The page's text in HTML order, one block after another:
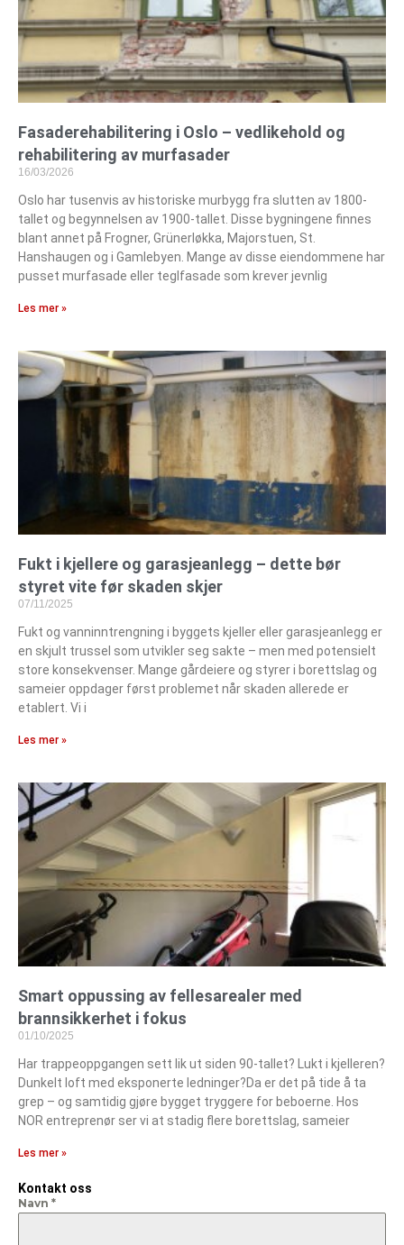
Fasaderehabilitering i Oslo – vedlikehold og
rehabilitering av murfasader
16/03/2026
Oslo har tusenvis av historiske murbygg fra slutten av 1800-
tallet og begynnelsen av 1900-tallet. Disse bygningene finnes
blant annet på Frogner, Grünerløkka, Majorstuen, St.
Hanshaugen og i Gamlebyen. Mange av disse eiendommene har
pusset murfasade eller teglfasade som krever jevnlig
Les mer »
Fukt i kjellere og garasjeanlegg – dette bør
styret vite før skaden skjer
07/11/2025
Fukt og vanninntrengning i byggets kjeller eller garasjeanlegg er
en skjult trussel som utvikler seg sakte – men med potensielt
store konsekvenser. Mange gårdeiere og styrer i borettslag og
sameier oppdager først problemet når skaden allerede er
etablert. Vi i
Les mer »
Smart oppussing av fellesarealer med
brannsikkerhet i fokus
01/10/2025
Har trappeoppgangen sett lik ut siden 90-tallet? Lukt i kjelleren?
Dunkelt loft med eksponerte ledninger?Da er det på tide å ta
grep – og samtidig gjøre bygget tryggere for beboerne. Hos
NOR entreprenør ser vi at stadig flere borettslag, sameier
Les mer »
Kontakt oss
Navn *